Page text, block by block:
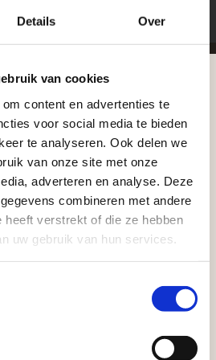
Details Over
van cookies
content en advertenties te
voor social media te bieden
te analyseren. Ook delen we
van onze site met onze
adverteren en analyse. Deze
combineren met andere
heeft verstrekt of die ze hebben
uw gebruik van hun services.
worden
is de meest geschikte partner
op zoek naar tuin- en
leverancier van
wij een breed assortiment
Lees meer over de
.
tijdens de
Dordrecht hanteren tijdens
openingstijden op
voor de
al het wegverkeer, is het fijn